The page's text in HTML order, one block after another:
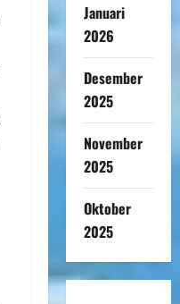
Januari
2026
Desember
2025
November
2025
Oktober
2025